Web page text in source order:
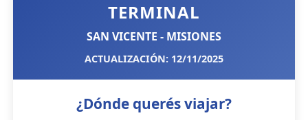
TERMINAL
SAN VICENTE - MISIONES
ACTUALIZACIÓN: 12/11/2025
¿Dónde querés viajar?